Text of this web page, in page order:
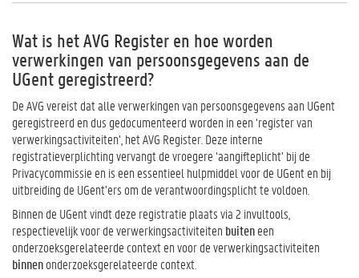
Wat is het AVG Register en hoe worden
verwerkingen van persoonsgegevens aan de
UGent geregistreerd?
De AVG vereist dat alle verwerkingen van persoonsgegevens aan UGent
geregistreerd en dus gedocumenteerd worden in een ‘register van
verwerkingsactiviteiten’, het AVG Register. Deze interne
registratieverplichting vervangt de vroegere ‘aangifteplicht’ bij de
Privacycommissie en is een essentieel hulpmiddel voor de UGent en bij
uitbreiding de UGent’ers om de verantwoordingsplicht te voldoen.
Binnen de UGent vindt deze registratie plaats via 2 invultools,
respectievelijk voor de verwerkingsactiviteiten buiteneen
onderzoeksgerelateerde context en voor de verwerkingsactiviteiten
binnenonderzoeksgerelateerde context.